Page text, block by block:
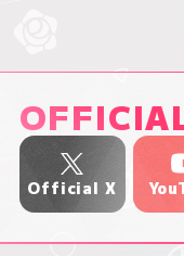
Official X